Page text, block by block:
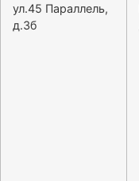
ул.45 Параллель,
д.3б